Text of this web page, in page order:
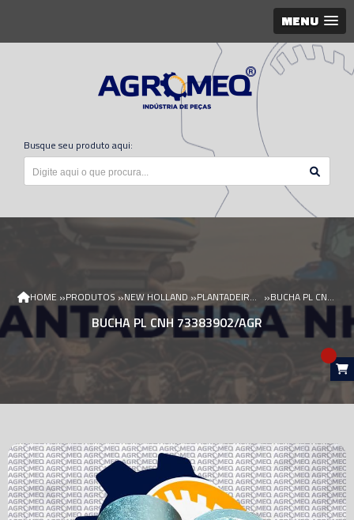
MENU
Busque seu produto aqui:
HOME »PRODUTOS »NEW HOLLAND » PLANTADEIRA NEW HOLLAND » BUCHA PL CNH 73383902/AGR
BUCHA PL CNH 73383902/AGR